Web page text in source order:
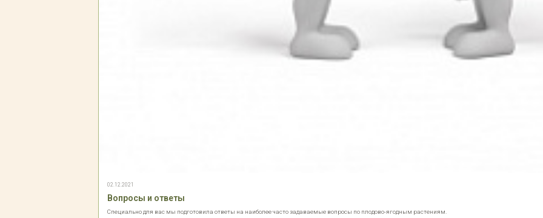
02.12.2021
Вопросы и ответы
Специально для вас мы подготовила ответы на наиболее часто задаваемые вопросы по плодово-ягодным растениям.